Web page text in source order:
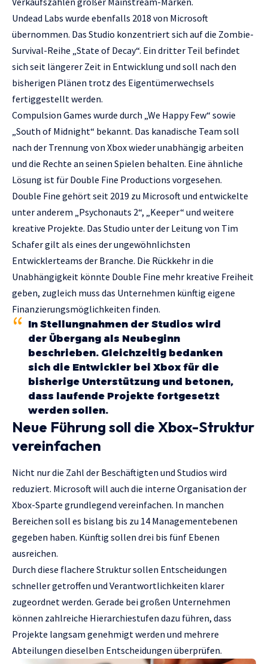
Undead Labs wurde ebenfalls 2018 von Microsoft
übernommen. Das Studio konzentriert sich auf die Zombie-
Survival-Reihe „State of Decay“. Ein dritter Teil befindet
sich seit längerer Zeit in Entwicklung und soll nach den
bisherigen Plänen trotz des Eigentümerwechsels
fertiggestellt werden.
Compulsion Games wurde durch „We Happy Few“ sowie
„South of Midnight“ bekannt. Das kanadische Team soll
nach der Trennung von Xbox wieder unabhängig arbeiten
und die Rechte an seinen Spielen behalten. Eine ähnliche
Lösung ist für Double Fine Productions vorgesehen.
Double Fine gehört seit 2019 zu Microsoft und entwickelte
unter anderem „Psychonauts 2“, „Keeper“ und weitere
kreative Projekte. Das Studio unter der Leitung von Tim
Schafer gilt als eines der ungewöhnlichsten
Entwicklerteams der Branche. Die Rückkehr in die
Unabhängigkeit könnte Double Fine mehr kreative Freiheit
geben, zugleich muss das Unternehmen künftig eigene
Finanzierungsmöglichkeiten finden.
In Stellungnahmen der Studios wird
der Übergang als Neubeginn
beschrieben. Gleichzeitig bedanken
sich die Entwickler bei Xbox für die
bisherige Unterstützung und betonen,
dass laufende Projekte fortgesetzt
werden sollen.
Neue Führung soll die Xbox-Struktur
vereinfachen
Nicht nur die Zahl der Beschäftigten und Studios wird
reduziert. Microsoft will auch die interne Organisation der
Xbox-Sparte grundlegend vereinfachen. In manchen
Bereichen soll es bislang bis zu 14 Managementebenen
gegeben haben. Künftig sollen drei bis fünf Ebenen
ausreichen.
Durch diese flachere Struktur sollen Entscheidungen
schneller getroffen und Verantwortlichkeiten klarer
zugeordnet werden. Gerade bei großen Unternehmen
können zahlreiche Hierarchiestufen dazu führen, dass
Projekte langsam genehmigt werden und mehrere
Abteilungen dieselben Entscheidungen überprüfen.